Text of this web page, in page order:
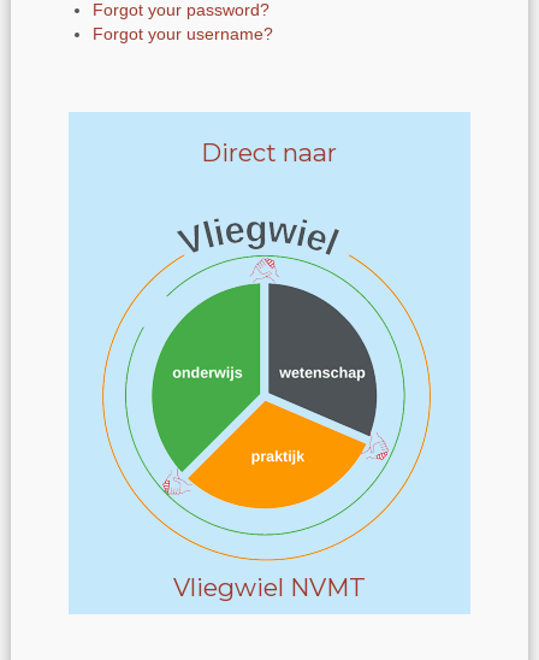
Forgot your password?
Forgot your username?
Direct naar
Vliegwiel NVMT